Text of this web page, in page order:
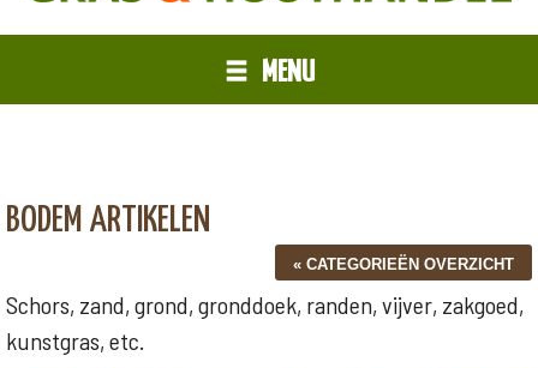
MENU
BODEM ARTIKELEN
Schors, zand, grond, gronddoek, randen, vijver, zakgoed,
kunstgras, etc.